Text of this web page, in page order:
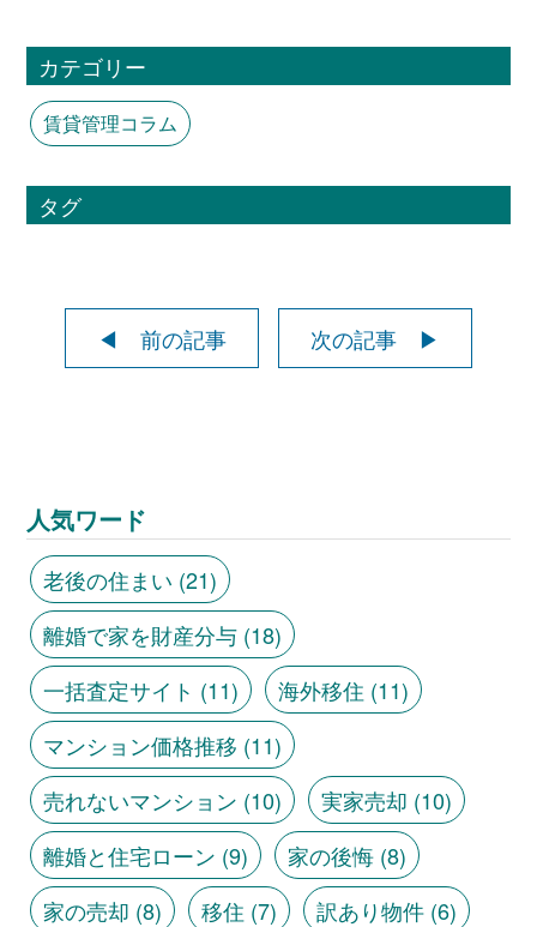
カテゴリー
賃貸管理コラム
タグ
◀ 前の記事 次の記事 ▶
人気ワード
老後の住まい (21)
離婚で家を財産分与(18)
一括査定サイト (11) 海外移住 (11)
マンション価格推移 (11)
売れないマンション (10) 実家売却 (10)
離婚と住宅ローン (9) 家の後悔(8)
家の売却 (8) 移住 (7) 訳あり物件(6)